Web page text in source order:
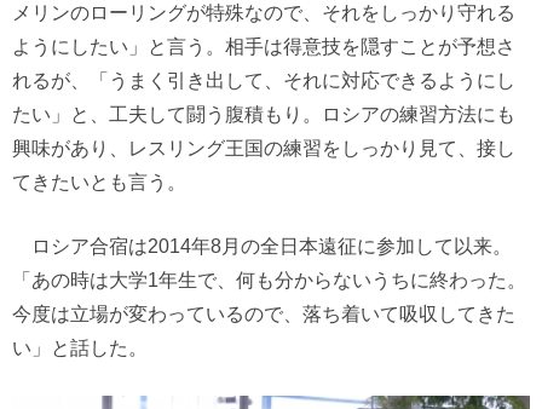
メリンのローリングが特殊なので、それをしっかり守れる
ようにしたい」と言う。相手は得意技を隠すことが予想さ
れるが、「うまく引き出して、それに対応できるようにし
たい」と、工夫して闘う腹積もり。ロシアの練習方法にも
興味があり、レスリング王国の練習をしっかり見て、接し
てきたいとも言う。
ロシア合宿は2014年8月の全日本遠征に参加して以来。
「あの時は大学1年生で、何も分からないうちに終わった。
今度は立場が変わっているので、落ち着いて吸収してきた
い」と話した。